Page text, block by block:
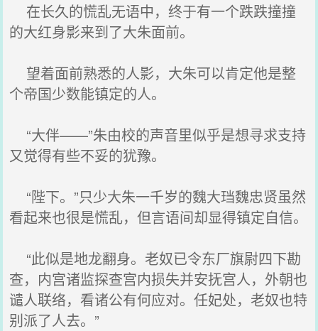
在长久的慌乱无语中，终于有一个跌跌撞撞
的大红身影来到了大朱面前。
望着面前熟悉的人影，大朱可以肯定他是整
个帝国少数能镇定的人。
“大伴——”朱由校的声音里似乎是想寻求支持
又觉得有些不妥的犹豫。
“陛下。”只少大朱一千岁的魏大珰魏忠贤虽然
看起来也很是慌乱，但言语间却显得镇定自信。
“此似是地龙翻身。老奴已令东厂旗尉四下勘
查，内宫诸监探查宫内损失并安抚宫人，外朝也
谴人联络，看诸公有何应对。任妃处，老奴也特
别派了人去。”